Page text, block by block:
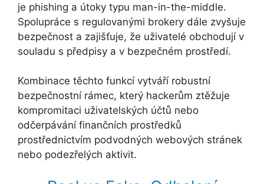
je phishing a útoky typu man-in-the-middle.
Spolupráce s regulovanými brokery dále zvyšuje
bezpečnost a zajišťuje, že uživatelé obchodují v
souladu s předpisy a v bezpečném prostředí.
Kombinace těchto funkcí vytváří robustní
bezpečnostní rámec, který hackerům ztěžuje
kompromitaci uživatelských účtů nebo
odčerpávání finančních prostředků
prostřednictvím podvodných webových stránek
nebo podezřelých aktivit.